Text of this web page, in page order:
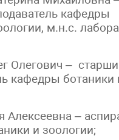
кафедры
м.н.с.
Олегович –
кафедры ботаники
Алексеевна –
и зоологии;